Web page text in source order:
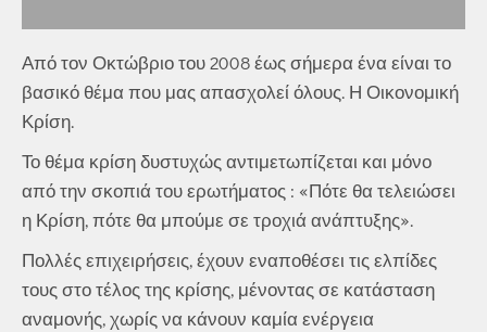
Από τον Οκτώβριο του 2008 έως σήμερα ένα είναι το
βασικό θέμα που μας απασχολεί όλους. Η Οικονομική
Κρίση.
Το θέμα κρίση δυστυχώς αντιμετωπίζεται και μόνο
από την σκοπιά του ερωτήματος : «Πότε θα τελειώσει
η Κρίση, πότε θα μπούμε σε τροχιά ανάπτυξης».
Πολλές επιχειρήσεις, έχουν εναποθέσει τις ελπίδες
τους στο τέλος της κρίσης, μένοντας σε κατάσταση
αναμονής, χωρίς να κάνουν καμία ενέργεια